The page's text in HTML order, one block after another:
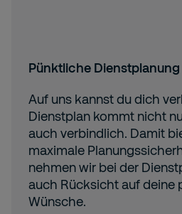
Pünktliche Dienstplanung
Auf uns kannst du dich
Dienstplan kommt nicht
auch verbindlich. Damit
maximale
nehmen wir bei der
auch Rücksicht auf deine
Wünsche.